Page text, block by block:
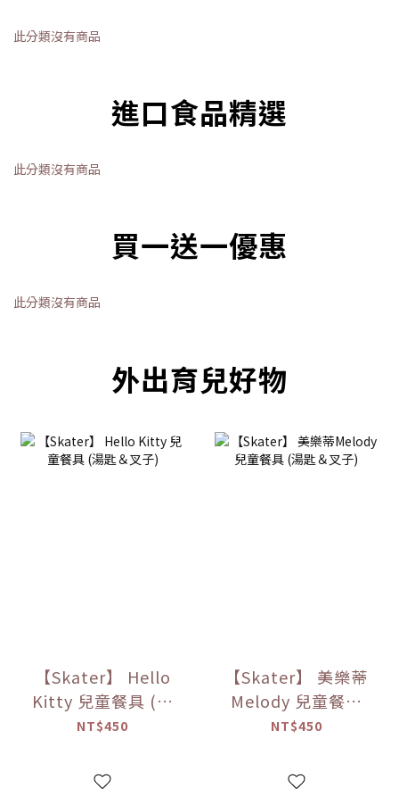
此分類沒有商品
進口食品精選
此分類沒有商品
買一送一優惠
此分類沒有商品
外出育兒好物
【Skater】 Hello
Kitty 兒童餐具 (湯
匙＆叉子)
NT$450
【Skater】 美樂蒂
Melody 兒童餐具
(湯匙＆叉子)
NT$450